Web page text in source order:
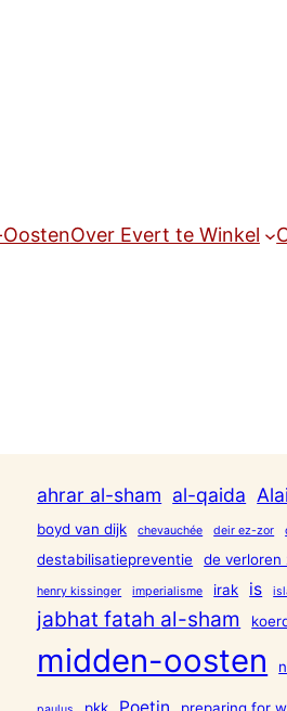
Over Evert te Winkel
ahrar al-sham al-qaida
boyd van dijk
chevauchée deir ez-zor
destabilisatiepreventie
de verloren
henry kissinger imperialisme irak is
jabhat fatah al-sham
midden-oosten